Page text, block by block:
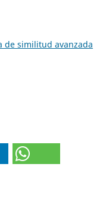
de similitud avanzada